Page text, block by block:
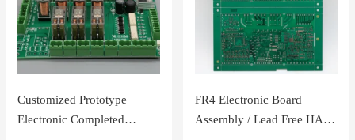
Customized Prototype
Electronic Completed
FR4 Electronic Board
Assembly / Lead Free HASL